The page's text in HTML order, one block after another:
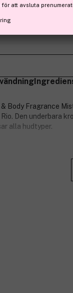
Body Fragrance
Den underbara
alla hudtyper.
Black Amber-
Jasminblomma,
Vaniljträd, varm mysk.
att avsluta